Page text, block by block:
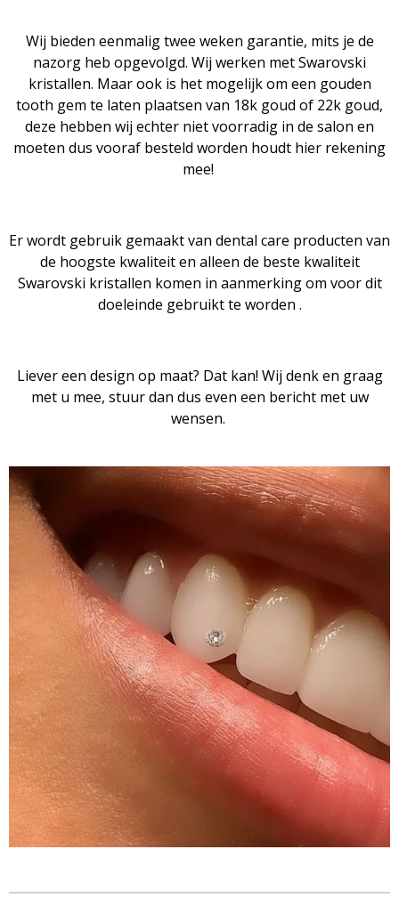
Wij bieden eenmalig twee weken garantie, mits je de
nazorg heb opgevolgd. Wij werken met Swarovski
kristallen. Maar ook is het mogelijk om een gouden
tooth gem te laten plaatsen van 18k goud of 22k goud,
deze hebben wij echter niet voorradig in de salon en
moeten dus vooraf besteld worden houdt hier rekening
mee!
Er wordt gebruik gemaakt van dental care producten van
de hoogste kwaliteit en alleen de beste kwaliteit
Swarovski kristallen komen in aanmerking om voor dit
doeleinde gebruikt te worden .
Liever een design op maat? Dat kan! Wij denk en graag
met u mee, stuur dan dus even een bericht met uw
wensen.